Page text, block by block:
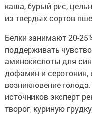
каша, бурый рис,
из твердых сортов
Белки занимают 20-
поддерживать
аминокислоты для
дофамин и
возникновение
источников эксперт
творог, куриную